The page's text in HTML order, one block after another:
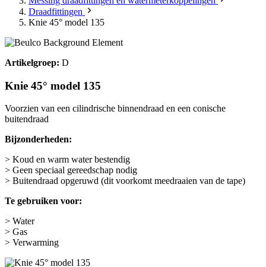
Draadfittingen
Knie 45° model 135
Artikelgroep: D
Knie 45° model 135
Voorzien van een cilindrische binnendraad en een conische
buitendraad
Bijzonderheden:
> Koud en warm water bestendig
> Geen speciaal gereedschap nodig
> Buitendraad opgeruwd (dit voorkomt meedraaien van de tape)
Te gebruiken voor:
> Water
> Gas
> Verwarming